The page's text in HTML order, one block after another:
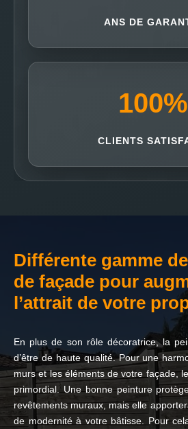
ANS DE
100%
CLIENTS
Différente gamme
de façade pour
l’attrait de votre
En plus de son rôle décoratrice, la
d’être de haute qualité. Pour une
murs et les éléments de votre façade,
primordial. Une bonne peinture
revêtements muraux, mais elle
de modernité à votre bâtisse. Pour